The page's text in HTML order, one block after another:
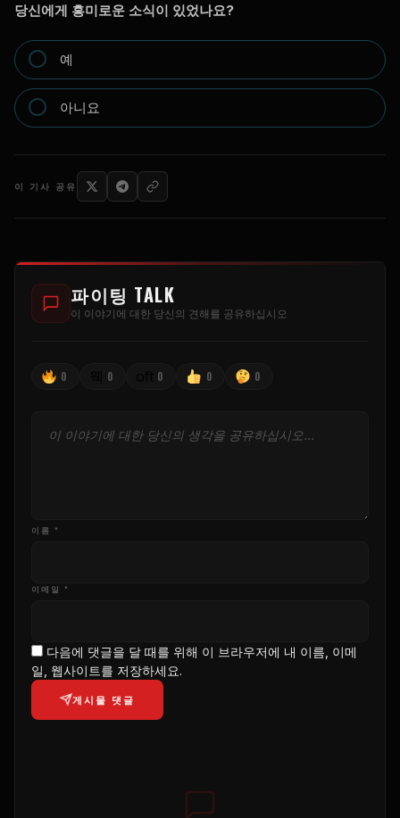
당신에게 흥미로운 소식이 있었나요?
예
아니요
이 기사 공유
파이팅 TALK
이 이야기에 대한 당신의 견해를 공유하십시오
0 0 0 0 0
이름 *
이메일 *
다음에 댓글을 달 때를 위해 이 브라우저에 내 이름, 이메
일, 웹사이트를 저장하세요.
게시물 댓글